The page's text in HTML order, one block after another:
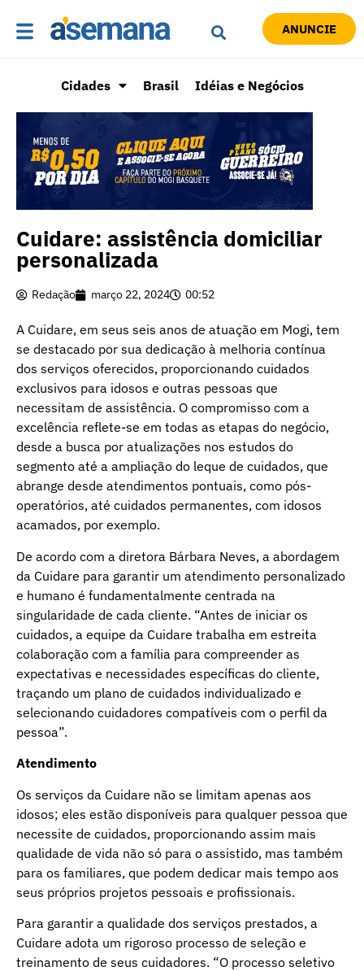
ANUNCIE
Cidades Brasil Idéias e Negócios
Cuidare: assistência domiciliar
personalizada
Redação março 22, 2024 00:52
A Cuidare, em seus seis anos de atuação em Mogi, tem
se destacado por sua dedicação à melhoria contínua
dos serviços oferecidos, proporcionando cuidados
exclusivos para idosos e outras pessoas que
necessitam de assistência. O compromisso com a
excelência reflete-se em todas as etapas do negócio,
desde a busca por atualizações nos estudos do
segmento até a ampliação do leque de cuidados, que
abrange desde atendimentos pontuais, como pós-
operatórios, até cuidados permanentes, com idosos
acamados, por exemplo.
De acordo com a diretora Bárbara Neves, a abordagem
da Cuidare para garantir um atendimento personalizado
e humano é fundamentalmente centrada na
singularidade de cada cliente. “Antes de iniciar os
cuidados, a equipe da Cuidare trabalha em estreita
colaboração com a família para compreender as
expectativas e necessidades específicas do cliente,
traçando um plano de cuidados individualizado e
selecionando cuidadores compatíveis com o perfil da
pessoa”.
Atendimento
Os serviços da Cuidare não se limitam apenas aos
idosos; eles estão disponíveis para qualquer pessoa que
necessite de cuidados, proporcionando assim mais
qualidade de vida não só para o assistido, mas também
para os familiares, que podem dedicar mais tempo aos
seus próprios projetos pessoais e profissionais.
Para garantir a qualidade dos serviços prestados, a
Cuidare adota um rigoroso processo de seleção e
treinamento de seus cuidadores. “O processo seletivo